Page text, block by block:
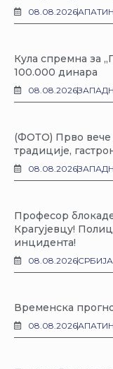
08.08.2026АПАТИН
Кула спремна за
100.000 динара
08.08.2026
(ФОТО) Прво вече
традиције,
08.08.2026
Професор
Крагујевцу!
инцидента!
08.08.2026СРБИЈА
Временска
08.08.2026АПАТИН